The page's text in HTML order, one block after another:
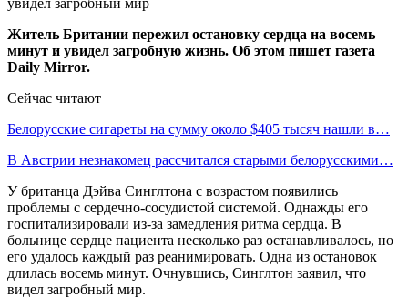
Житель Британии пережил остановку сердца на восемь
минут и увидел загробную жизнь. Об этом пишет газета
Daily Mirror.
Сейчас читают
Белорусские сигареты на сумму около $405 тысяч нашли в…
В Австрии незнакомец рассчитался старыми белорусскими…
У британца Дэйва Синглтона с возрастом появились
проблемы с сердечно-сосудистой системой. Однажды его
госпитализировали из-за замедления ритма сердца. В
больнице сердце пациента несколько раз останавливалось, но
его удалось каждый раз реанимировать. Одна из остановок
длилась восемь минут. Очнувшись, Синглтон заявил, что
видел загробный мир.